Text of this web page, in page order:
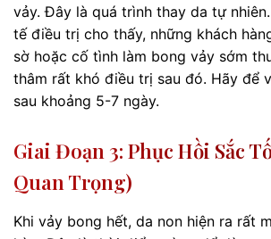
vảy. Đây là quá trình thay da tự
tế điều trị cho thấy, những khách
sờ hoặc cố tình làm bong vảy sớm
thâm rất khó điều trị sau đó. Hãy để
sau khoảng 5-7 ngày.
Giai Đoạn 3: Phục Hồi Sắc
Quan Trọng)
Khi vảy bong hết, da non hiện ra rất